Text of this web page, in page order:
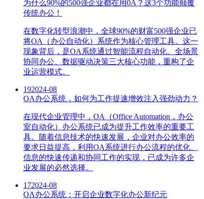
为什么90%的500强企业都在用0A？这3个功能颠覆
传统办公！
在数字化转型浪潮中，全球90%的财富500强企业已
将OA（办公自动化）系统作为核心管理工具。这一
现象背后，是OA系统通过智能流程自动化、全场景
协同办公、数据驱动决策三大核心功能，重构了企
业运营模式。
192024-08
OA办公系统，如何为工作提速增效注入强劲动力？
在现代企业管理中，OA（Office Automation，办公
室自动化）办公系统已成为提升工作效率的重要工
具。随着信息技术的快速发展，企业对办公效率的
要求日益提高，利用OA系统进行办公流程的优化、
信息的快速传递和协同工作的实现，已成为许多企
业发展的必然选择。
172024-08
OA办公系统：开启企业数字化办公新纪元